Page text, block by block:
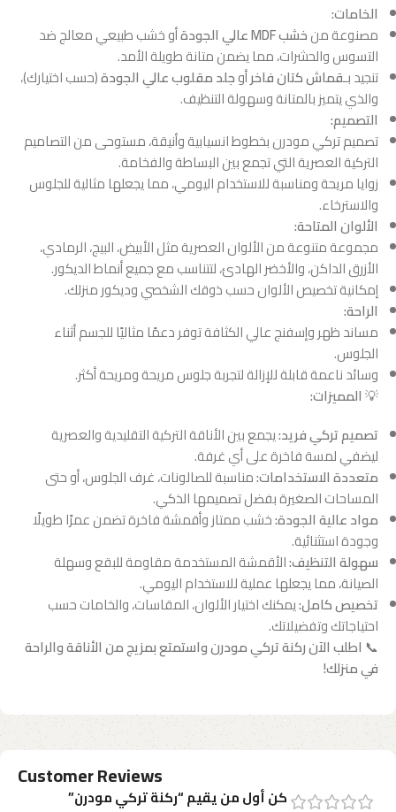
الخامات:
مصنوعة منخشب MDF عالي الجودة
أو خشب طبيعي معالج ضد
التسوس والحشرات، مما يضمن متانة طويلة الأمد.
تنجيد بـقماش كتان فاخرأوجلد مقلوب عالي الجودة(حسب اختيارك)،
والذي يتميز بالمتانة وسهولة التنظيف.
التصميم:
تصميم تركي مودرن بخطوط انسيابية وأنيقة، مستوحى من التصاميم
التركية العصرية التي تجمع بين البساطة والفخامة.
زوايا مريحة ومناسبة للاستخدام اليومي، مما يجعلها مثالية للجلوس
والاسترخاء.
الألوان المتاحة:
مجموعة متنوعة من الألوان العصرية مثل الأبيض، البيج، الرمادي،
الأزرق الداكن، والأخضر الهادئ، لتتناسب مع جميع أنماط الديكور.
إمكانية تخصيص الألوان حسب ذوقك الشخصي وديكور منزلك.
الراحة:
مساند ظهر وإسفنج عالي الكثافة توفر دعمًا مثاليًا للجسم أثناء
الجلوس.
وسائد ناعمة قابلة للإزالة لتجربة جلوس مريحة ومريحة أكثر.
💡المميزات:
تصميم تركي فريد:يجمع بين الأناقة التركية التقليدية والعصرية
ليضفي لمسة فاخرة على أي غرفة.
متعددة الاستخدامات:مناسبة للصالونات، غرف الجلوس، أو حتى
المساحات الصغيرة بفضل تصميمها الذكي.
مواد عالية الجودة:خشب ممتاز وأقمشة فاخرة تضمن عمرًا طويلًا
وجودة استثنائية.
سهولة التنظيف:الأقمشة المستخدمة مقاومة للبقع وسهلة
الصيانة، مما يجعلها عملية للاستخدام اليومي.
تخصيص كامل:يمكنك اختيار الألوان، المقاسات، والخامات حسب
احتياجاتك وتفضيلاتك.
📞 اطلب الآن ركنة تركي مودرن واستمتع بمزيج من الأناقة والراحة
في منزلك!
Customer Reviews
كن أول من يقيم “ركنة تركي مودرن”